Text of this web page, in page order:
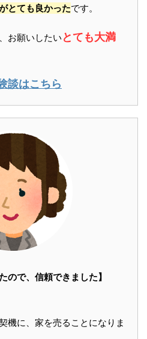
とても良かったです。
お願いしたい とても大満
談はこちら
ので、信頼できました】
機に、家を売ることになりま